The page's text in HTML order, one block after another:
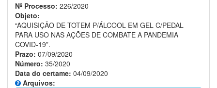
Nº Processo: 226/2020
Objeto:
“AQUISIÇÃO DE TOTEM P/ÁLCOOL EM GEL C/PEDAL
PARA USO NAS AÇÕES DE COMBATE A PANDEMIA
COVID-19”.
Prazo: 07/09/2020
Número: 35/2020
Data do certame: 04/09/2020
Arquivos: